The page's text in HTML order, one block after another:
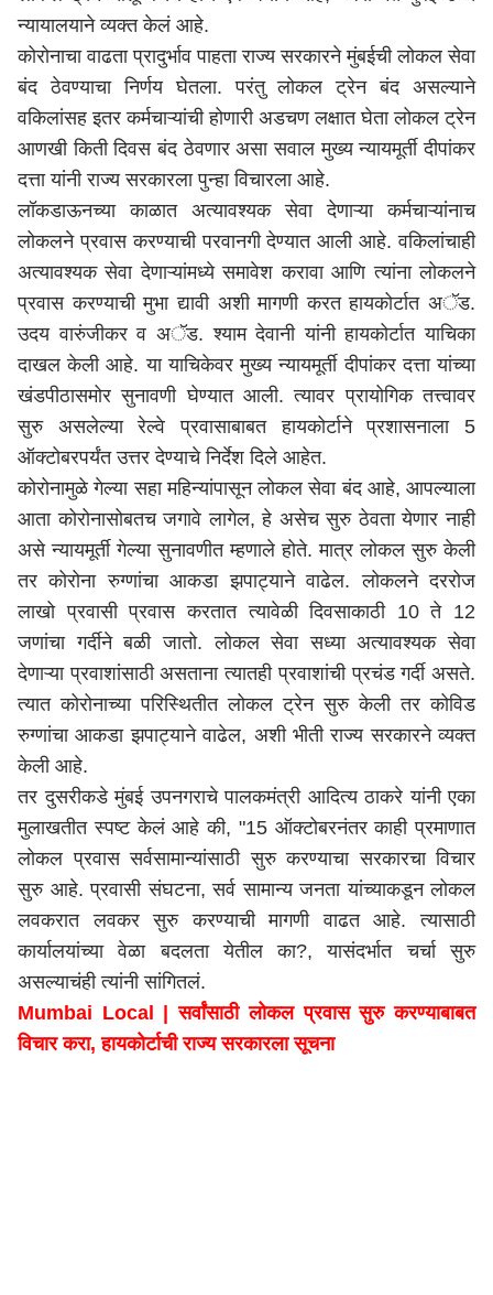
न्यायालयाने व्यक्त केलं आहे.
कोरोनाचा वाढता प्रादुर्भाव पाहता राज्य सरकारने मुंबईची लोकल सेवा
बंद ठेवण्याचा निर्णय घेतला. परंतु लोकल ट्रेन बंद असल्याने
वकिलांसह इतर कर्मचाऱ्यांची होणारी अडचण लक्षात घेता लोकल ट्रेन
आणखी किती दिवस बंद ठेवणार असा सवाल मुख्य न्यायमूर्ती दीपांकर
दत्ता यांनी राज्य सरकारला पुन्हा विचारला आहे.
लॉकडाऊनच्या काळात अत्यावश्यक सेवा देणाऱ्या कर्मचाऱ्यांनाच
लोकलने प्रवास करण्याची परवानगी देण्यात आली आहे. वकिलांचाही
अत्यावश्यक सेवा देणाऱ्यांमध्ये समावेश करावा आणि त्यांना लोकलने
प्रवास करण्याची मुभा द्यावी अशी मागणी करत हायकोर्टात अॅड.
उदय वारुंजीकर व अॅड. श्याम देवानी यांनी हायकोर्टात याचिका
दाखल केली आहे. या याचिकेवर मुख्य न्यायमूर्ती दीपांकर दत्ता यांच्या
खंडपीठासमोर सुनावणी घेण्यात आली. त्यावर प्रायोगिक तत्त्वावर
सुरु असलेल्या रेल्वे प्रवासाबाबत हायकोर्टाने प्रशासनाला 5
ऑक्टोबरपर्यंत उत्तर देण्याचे निर्देश दिले आहेत.
कोरोनामुळे गेल्या सहा महिन्यांपासून लोकल सेवा बंद आहे, आपल्याला
आता कोरोनासोबतच जगावे लागेल, हे असेच सुरु ठेवता येणार नाही
असे न्यायमूर्ती गेल्या सुनावणीत म्हणाले होते. मात्र लोकल सुरु केली
तर कोरोना रुग्णांचा आकडा झपाट्याने वाढेल. लोकलने दररोज
लाखो प्रवासी प्रवास करतात त्यावेळी दिवसाकाठी 10 ते 12
जणांचा गर्दीने बळी जातो. लोकल सेवा सध्या अत्यावश्यक सेवा
देणाऱ्या प्रवाशांसाठी असताना त्यातही प्रवाशांची प्रचंड गर्दी असते.
त्यात कोरोनाच्या परिस्थितीत लोकल ट्रेन सुरु केली तर कोविड
रुग्णांचा आकडा झपाट्याने वाढेल, अशी भीती राज्य सरकारने व्यक्त
केली आहे.
तर दुसरीकडे मुंबई उपनगराचे पालकमंत्री आदित्य ठाकरे यांनी एका
मुलाखतीत स्पष्ट केलं आहे की, "15 ऑक्टोबरनंतर काही प्रमाणात
लोकल प्रवास सर्वसामान्यांसाठी सुरु करण्याचा सरकारचा विचार
सुरु आहे. प्रवासी संघटना, सर्व सामान्य जनता यांच्याकडून लोकल
लवकरात लवकर सुरु करण्याची मागणी वाढत आहे. त्यासाठी
कार्यालयांच्या वेळा बदलता येतील का?, यासंदर्भात चर्चा सुरु
असल्याचंही त्यांनी सांगितलं.
Mumbai Local | सर्वांसाठी लोकल प्रवास सुरु करण्याबाबत
विचार करा, हायकोर्टाची राज्य सरकारला सूचना